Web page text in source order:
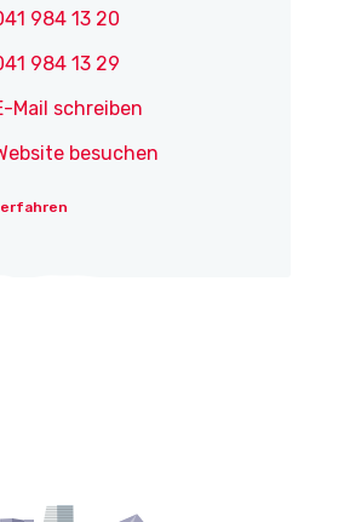
984 13 20
984 13 29
Mail schreiben
besuchen
erfahren